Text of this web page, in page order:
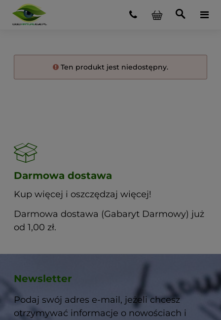
Ten produkt jest niedostępny.
Darmowa dostawa
Kup więcej i oszczędzaj więcej!
Darmowa dostawa (Gabaryt Darmowy) już
od 1,00 zł.
Newsletter
Podaj swój adres e-mail, jeżeli chcesz
otrzymywać informacje o nowościach i